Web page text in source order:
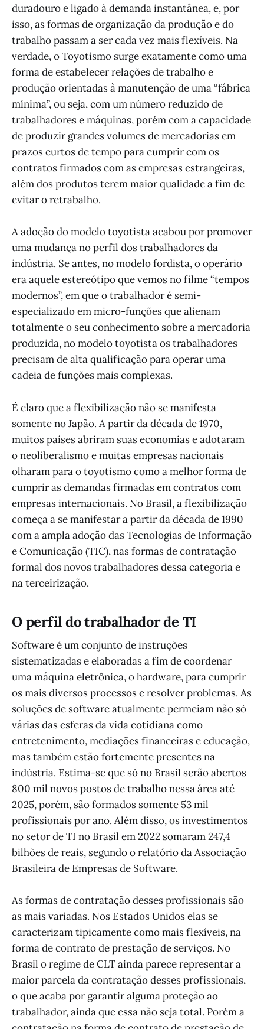
duradouro e ligado à demanda instantânea, e, por
isso, as formas de organização da produção e do
trabalho passam a ser cada vez mais flexíveis. Na
verdade, o Toyotismo surge exatamente como uma
forma de estabelecer relações de trabalho e
produção orientadas à manutenção de uma “fábrica
mínima”, ou seja, com um número reduzido de
trabalhadores e máquinas, porém com a capacidade
de produzir grandes volumes de mercadorias em
prazos curtos de tempo para cumprir com os
contratos firmados com as empresas estrangeiras,
além dos produtos terem maior qualidade a fim de
evitar o retrabalho.
A adoção do modelo toyotista acabou por promover
uma mudança no perfil dos trabalhadores da
indústria. Se antes, no modelo fordista, o operário
era aquele estereótipo que vemos no filme “tempos
modernos”, em que o trabalhador é semi-
especializado em micro-funções que alienam
totalmente o seu conhecimento sobre a mercadoria
produzida, no modelo toyotista os trabalhadores
precisam de alta qualificação para operar uma
cadeia de funções mais complexas.
É claro que a flexibilização não se manifesta
somente no Japão. A partir da década de 1970,
muitos países abriram suas economias e adotaram
o neoliberalismo e muitas empresas nacionais
olharam para o toyotismo como a melhor forma de
cumprir as demandas firmadas em contratos com
empresas internacionais. No Brasil, a flexibilização
começa a se manifestar a partir da década de 1990
com a ampla adoção das Tecnologias de Informação
e Comunicação (TIC), nas formas de contratação
formal dos novos trabalhadores dessa categoria e
na terceirização.
O perfil do trabalhador de TI
Software é um conjunto de instruções
sistematizadas e elaboradas a fim de coordenar
uma máquina eletrônica, o hardware, para cumprir
os mais diversos processos e resolver problemas. As
soluções de software atualmente permeiam não só
várias das esferas da vida cotidiana como
entretenimento, mediações financeiras e educação,
mas também estão fortemente presentes na
indústria. Estima-se que só no Brasil serão abertos
800 mil novos postos de trabalho nessa área até
2025, porém, são formados somente 53 mil
profissionais por ano. Além disso, os investimentos
no setor de TI no Brasil em 2022 somaram 247,4
bilhões de reais, segundo o relatório da Associação
Brasileira de Empresas de Software.
As formas de contratação desses profissionais são
as mais variadas. Nos Estados Unidos elas se
caracterizam tipicamente como mais flexíveis, na
forma de contrato de prestação de serviços. No
Brasil o regime de CLT ainda parece representar a
maior parcela da contratação desses profissionais,
o que acaba por garantir alguma proteção ao
trabalhador, ainda que essa não seja total. Porém a